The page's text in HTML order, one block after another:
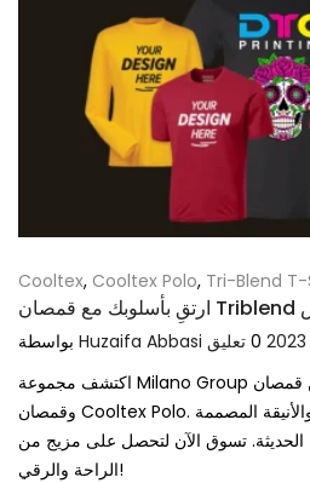
Cooltex, Cooltex Polo, Tri-Blend T-
Huzaifa Abbasi 0 تعليق
اكتشف مجموعة Milano Group الواسعة من قمصان Triblend
وقمصان Cooltex Polo. اكتشف الملابس المريحة والأنيقة المصممة
تسوق الآن لتحصل على مزيج من
الراحة والرقي!